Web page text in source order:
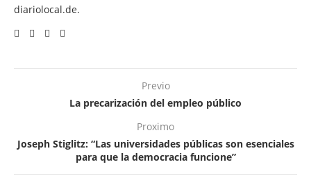
diariolocal.de.
Previo
La precarización del empleo público
Proximo
Joseph Stiglitz: “Las universidades públicas son esenciales
para que la democracia funcione”